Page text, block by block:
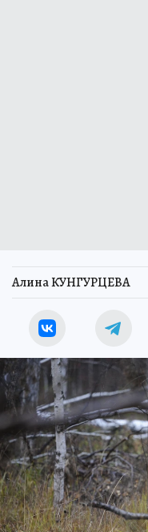
Алина КУНГУРЦЕВА